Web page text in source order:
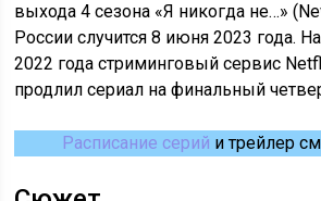
выхода 4 сезона «Я никогда не…»
России случится 8 июня 2023 года.
2022 года стриминговый сервис
продлил сериал на финальный
Расписание серий и трейлер